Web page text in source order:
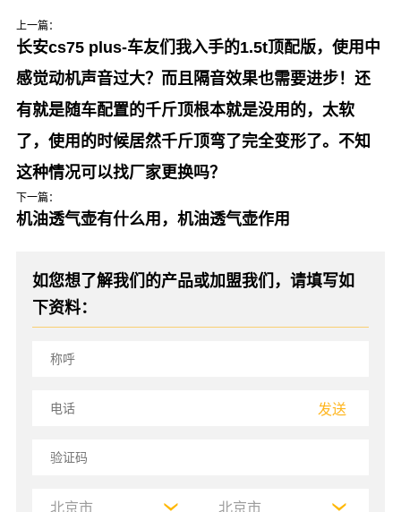
上一篇：
长安cs75 plus-车友们我入手的1.5t顶配版，使用中
感觉动机声音过大？而且隔音效果也需要进步！还
有就是随车配置的千斤顶根本就是没用的，太软
了，使用的时候居然千斤顶弯了完全变形了。不知
这种情况可以找厂家更换吗？
下一篇：
机油透气壶有什么用，机油透气壶作用
如您想了解我们的产品或加盟我们，请填写如
下资料：
发送